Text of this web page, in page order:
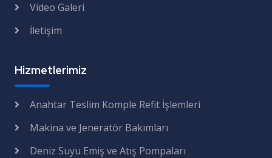
Video Galeri
İletişim
Hizmetlerimiz
Anahtar Teslim Komple Refit İşlemleri
Makina ve Jeneratör Bakımları
Deniz Suyu Emiş ve Atış Pompaları